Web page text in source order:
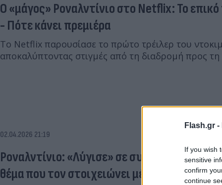
Flash.gr -
If you wish
sensitive
confirm
continue
Ο «μάγος» Ροναλντίνιο στο Netflix: Το
- Πότε κάνει πρεμιέρα
Το Netflix παρουσίασε το πρώτο τρέιλερ του
02.04.2026 21:19
Ροναλντίνιο: «Λύγισε» σε συνέντευξη και
θέμα που τον στοιχειώνει μέχρι σήμερα